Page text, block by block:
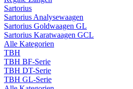
Sartorius
Sartorius Analysewaagen
Sartorius Goldwaagen GL
Sartorius Karatwaagen GCL
Alle Kategorien
TBH
TBH BF-Serie
TBH DT-Serie
TBH GL-Serie